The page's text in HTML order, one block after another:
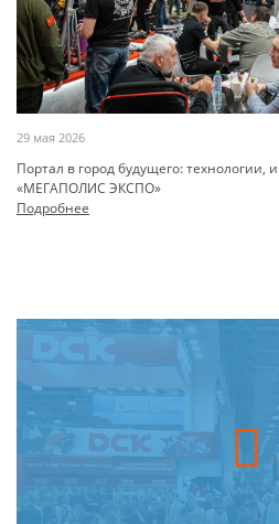
29 мая 2026
Портал в город будущего: технологии,
«МЕГАПОЛИС ЭКСПО»
Подробнее